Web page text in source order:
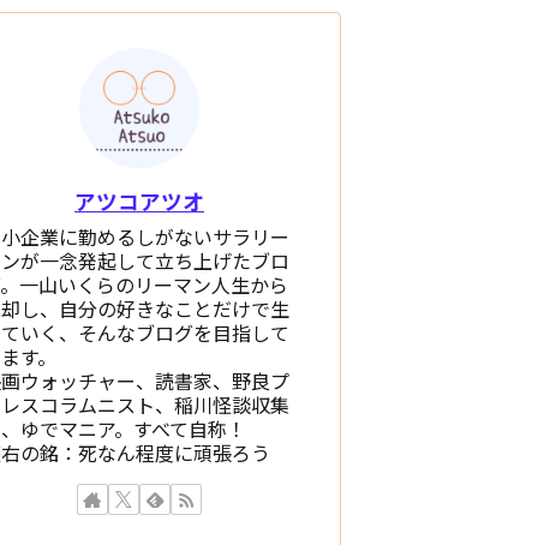
アツコアツオ
企業に勤めるしがないサラリー
が一念発起して立ち上げたブロ
一山いくらのリーマン人生から
し、自分の好きなことだけで生
いく、そんなブログを目指して
す。
ウォッチャー、読書家、野良プ
スコラムニスト、稲川怪談収集
ゆでマニア。すべて自称！
の銘：死なん程度に頑張ろう